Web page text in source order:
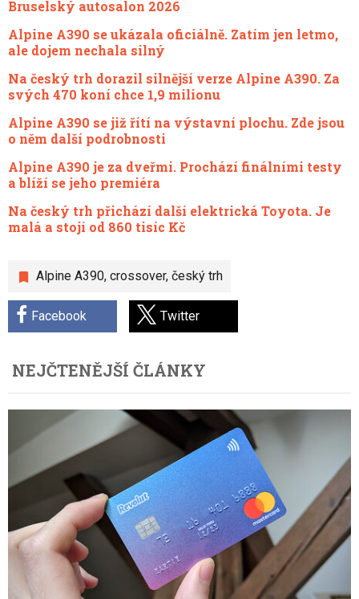
Alpine A390, crossover, český trh
Facebook Twitter
Bruselský autosalon 2026
Alpine A390 se ukázala oficiálně. Zatím jen letmo,
ale dojem nechala silný
Na český trh dorazil silnější verze Alpine A390. Za
svých 470 koní chce 1,9 milionu
Alpine A390 se již řítí na výstavní plochu. Zde jsou
o něm další podrobnosti
Alpine A390 je za dveřmi. Prochází finálními testy
a blíží se jeho premiéra
Na český trh přichází další elektrická Toyota. Je
malá a stojí od 860 tisíc Kč
NEJČTENĚJŠÍ ČLÁNKY